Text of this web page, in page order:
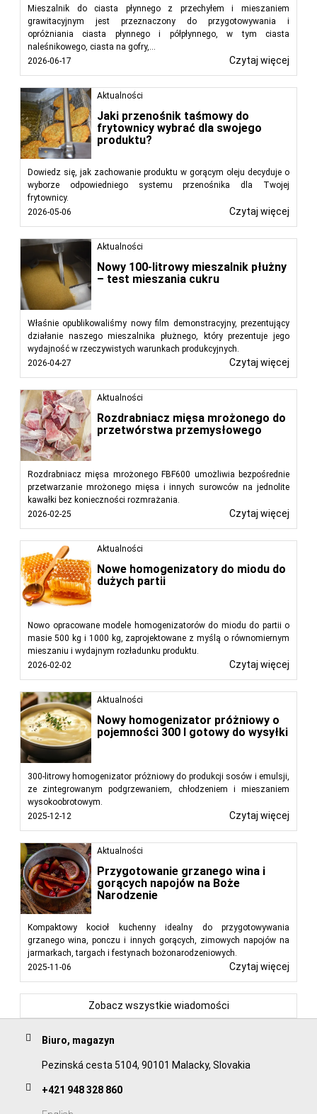
Mieszalnik do ciasta płynnego z przechyłem i mieszaniem
grawitacyjnym jest przeznaczony do przygotowywania i
opróżniania ciasta płynnego i półpłynnego, w tym ciasta
naleśnikowego, ciasta na gofry,...
2026-06-17
Czytaj więcej
Aktualności
Jaki przenośnik taśmowy do
frytownicy wybrać dla swojego
produktu?
Dowiedz się, jak zachowanie produktu w gorącym oleju decyduje o
wyborze odpowiedniego systemu przenośnika dla Twojej
frytownicy.
2026-05-06
Czytaj więcej
Aktualności
Nowy 100-litrowy mieszalnik płużny
– test mieszania cukru
Właśnie opublikowaliśmy nowy film demonstracyjny, prezentujący
działanie naszego mieszalnika płużnego, który prezentuje jego
wydajność w rzeczywistych warunkach produkcyjnych.
2026-04-27
Czytaj więcej
Aktualności
Rozdrabniacz mięsa mrożonego do
przetwórstwa przemysłowego
Rozdrabniacz mięsa mrożonego FBF600 umożliwia bezpośrednie
przetwarzanie mrożonego mięsa i innych surowców na jednolite
kawałki bez konieczności rozmrażania.
2026-02-25
Czytaj więcej
Aktualności
Nowe homogenizatory do miodu do
dużych partii
Nowo opracowane modele homogenizatorów do miodu do partii o
masie 500 kg i 1000 kg, zaprojektowane z myślą o równomiernym
mieszaniu i wydajnym rozładunku produktu.
2026-02-02
Czytaj więcej
Aktualności
Nowy homogenizator próżniowy o
pojemności 300 l gotowy do wysyłki
300-litrowy homogenizator próżniowy do produkcji sosów i emulsji,
ze zintegrowanym podgrzewaniem, chłodzeniem i mieszaniem
wysokoobrotowym.
2025-12-12
Czytaj więcej
Aktualności
Przygotowanie grzanego wina i
gorących napojów na Boże
Narodzenie
Kompaktowy kocioł kuchenny idealny do przygotowywania
grzanego wina, ponczu i innych gorących, zimowych napojów na
jarmarkach, targach i festynach bożonarodzeniowych.
2025-11-06
Czytaj więcej
Zobacz wszystkie wiadomości
Biuro, magazyn
Pezinská cesta 5104, 90101 Malacky, Slovakia
+421 948 328 860